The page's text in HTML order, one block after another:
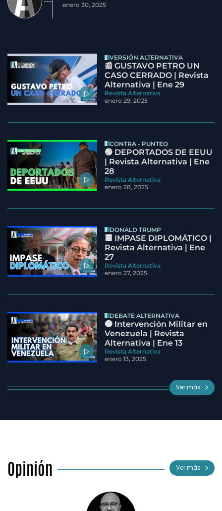
enero 30, 2025
VERSIÓN ALTERNATIVA
📰 GUSTAVO PETRO UN
CASO CERRADO | Revista
Alternativa | Ene 29
Revista Alternativa
enero 29, 2025
CONTRA - PUNTEO
🟢 DEPORTADOS DE EEUU
| Revista Alternativa | Ene
28
Revista Alternativa
enero 28, 2025
DONALD TRUMP
🟦 IMPASE DIPLOMÁTICO |
Revista Alternativa | Ene
27
Revista Alternativa
enero 27, 2025
DEBATE ALTERNATIVA
🔵 Intervención Militar en
Venezuela | Revista
Alternativa | Ene 13
Revista Alternativa
enero 13, 2025
Ver más
Opinión Ver más